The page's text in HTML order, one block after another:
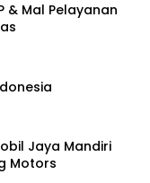
& Mal Pelayanan
Jaya Mandiri
Motors